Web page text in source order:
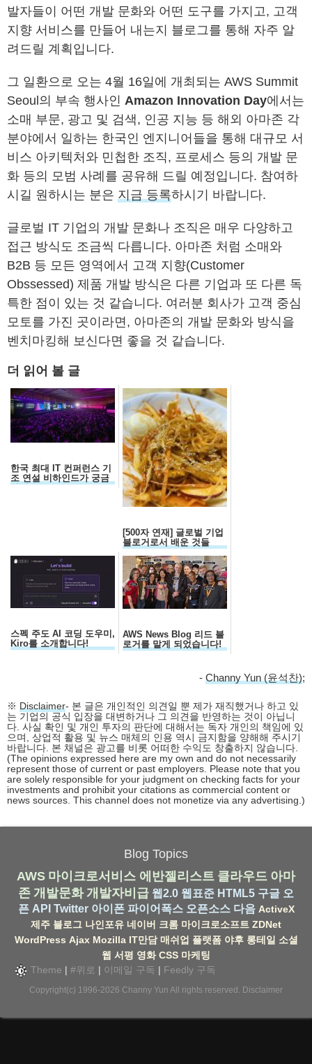
발자들이 어떤 개발 문화와 어떤 도구를 가지고, 고객
지향 서비스를 만들어 내는지 블로그를 통해 자주 알
려드릴 계획입니다.
그 일환으로 오는 4월 16일에 개최되는 AWS Summit
Seoul의 부속 행사인 Amazon Innovation Day에서는
소매 부문, 광고 및 검색, 인공 지능 등 해외 아마존 각
분야에서 일하는 한국인 엔지니어들을 통해 대규모 서
비스 아키텍처와 민첩한 조직, 프로세스 등의 개발 문
화 등의 모범 사례를 공유해 드릴 예정입니다. 참여하
시길 원하시는 분은 지금 등록하시기 바랍니다.
글로벌 IT 기업의 개발 문화나 조직은 매우 다양하고
접근 방식도 조금씩 다릅니다. 아마존 처럼 소매와
B2B 등 모든 영역에서 고객 지향(Customer
Obssessed) 제품 개발 방식은 다른 기업과 또 다른 독
특한 점이 있는 것 같습니다. 여러분 회사가 고객 중심
모토를 가진 곳이라면, 아마존의 개발 문화와 방식을
벤치마킹해 보신다면 좋을 것 같습니다.
더 읽어 볼 글
한국 최대 IT 컨퍼런스 기
조 연설 비하인드가 궁금
하세요?
[500자 연재] 글로벌 기업
블로거로서 배운 것들
스펙 주도 AI 코딩 도우미,
Kiro를 소개합니다!
AWS News Blog 리드 블
로거를 맡게 되었습니다!
- Channy Yun (윤석찬);
※ Disclaimer- 본 글은 개인적인 의견일 뿐 제가 재직했거나 하고 있
는 기업의 공식 입장을 대변하거나 그 의견을 반영하는 것이 아닙니
다. 사실 확인 및 개인 투자의 판단에 대해서는 독자 개인의 책임에 있
으며, 상업적 활용 및 뉴스 매체의 인용 역시 금지함을 양해해 주시기
바랍니다. 본 채널은 광고를 비롯 어떠한 수익도 창출하지 않습니다.
(The opinions expressed here are my own and do not necessarily
represent those of current or past employers. Please note that you
are solely responsible for your judgment on checking facts for your
investments and prohibit your citations as commercial content or
news sources. This channel does not monetize via any advertising.)
Blog Topics
AWS 마이크로서비스 에반젤리스트 클라우드 아마
존 개발문화 개발자비급 웹2.0 웹표준 HTML5 구글 오
픈 API Twitter 아이폰 파이어폭스 오픈소스 다음 ActiveX
제주 블로그 나인포유 네이버 크롬 마이크로소프트 ZDNet
WordPress Ajax Mozilla IT만담 매쉬업 플랫폼 야후 롱테일 소셜
웹 서평 영화 CSS 마케팅
Theme | #위로 | 이메일 구독 | Feedly 구독
Copyright(c) 1996-2026 Channy Yun All rights reserved. Disclaimer